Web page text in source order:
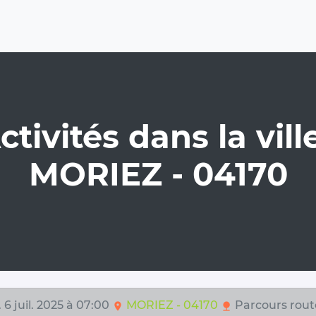
dans la
MORIEZ - 04170
6 juil. 2025 à 07:00 location_on MORIEZ - 04170 nature Parcours